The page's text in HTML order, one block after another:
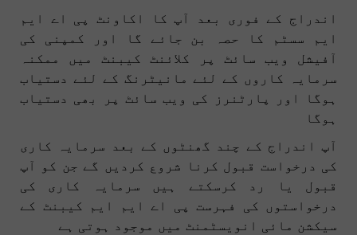
اندراج کے فوری بعد آپ کا اکاونٹ پی اے ایم
ایم سسٹم کا حصہ بن جائے گا اور کمپنی کی
آفیشل ویب سائٹ پر کلائنٹ کیبنٹ میں ممکنہ
سرمایہ کاروں کے لئے مانیٹرنگ کے لئے دستیاب
ہوگا اور پارٹنرز کی ویب سائٹ پر بھی دستیاب
ہوگا
آپ اندراج کے چند گھنٹوں کے بعد سرمایہ کاری
کی درخواست قبول کرنا شروع کردیں گے جن کو آپ
قبول یا رد کرسکتے ہیں سرمایہ کاری کی
درخواستوں کی فہرست پی اے ایم ایم کیبنٹ کے
سیکشن مائی انویسٹمنٹ میں موجود ہوتی ہے